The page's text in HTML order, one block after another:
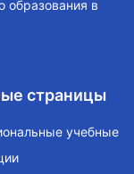
образования в
страницы
учебные